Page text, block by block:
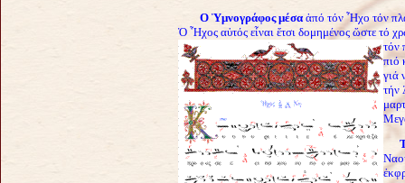
Ο Ὑμνογράφος μέσα ἀπό τόν Ἦχο τόν
Ὁ Ἦχος αὐτός εἶναι ἔτσι δομημένος ὥστε τό
τόν
πιό
γιά
τήν